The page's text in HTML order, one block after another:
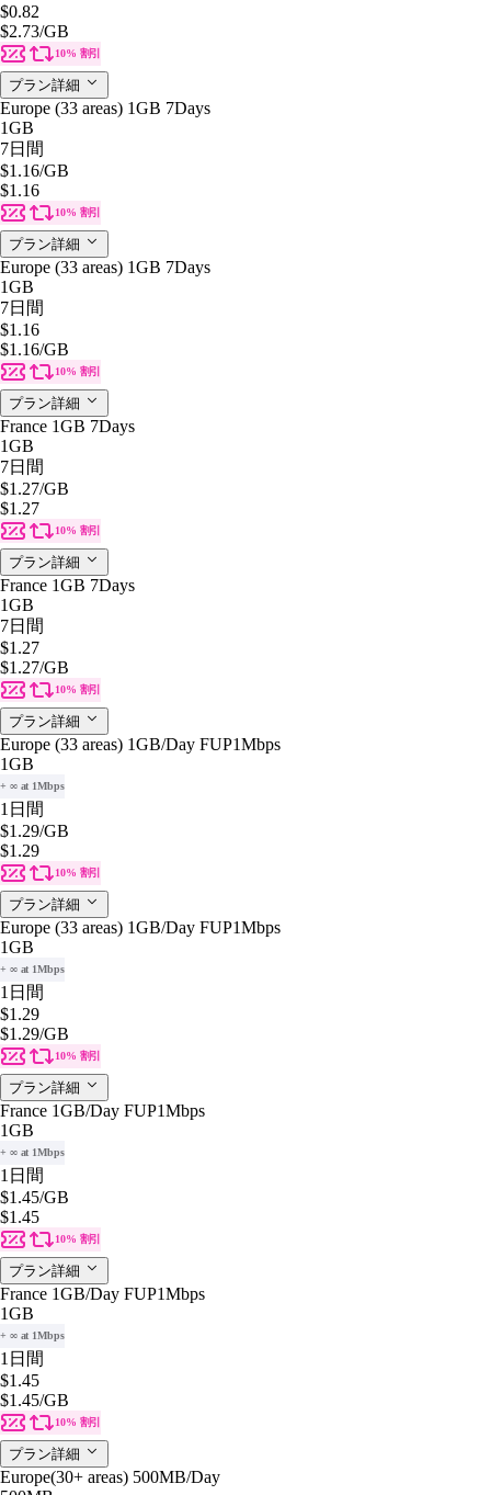
$0.82
$2.73/GB
10% 割引
プラン詳細
Europe (33 areas) 1GB 7Days
1GB
7日間
$1.16/GB
$1.16
10% 割引
プラン詳細
Europe (33 areas) 1GB 7Days
1GB
7日間
$1.16
$1.16/GB
10% 割引
プラン詳細
France 1GB 7Days
1GB
7日間
$1.27/GB
$1.27
10% 割引
プラン詳細
France 1GB 7Days
1GB
7日間
$1.27
$1.27/GB
10% 割引
プラン詳細
Europe (33 areas) 1GB/Day FUP1Mbps
1GB
+ ∞ at 1Mbps
1日間
$1.29/GB
$1.29
10% 割引
プラン詳細
Europe (33 areas) 1GB/Day FUP1Mbps
1GB
+ ∞ at 1Mbps
1日間
$1.29
$1.29/GB
10% 割引
プラン詳細
France 1GB/Day FUP1Mbps
1GB
+ ∞ at 1Mbps
1日間
$1.45/GB
$1.45
10% 割引
プラン詳細
France 1GB/Day FUP1Mbps
1GB
+ ∞ at 1Mbps
1日間
$1.45
$1.45/GB
10% 割引
プラン詳細
Europe(30+ areas) 500MB/Day